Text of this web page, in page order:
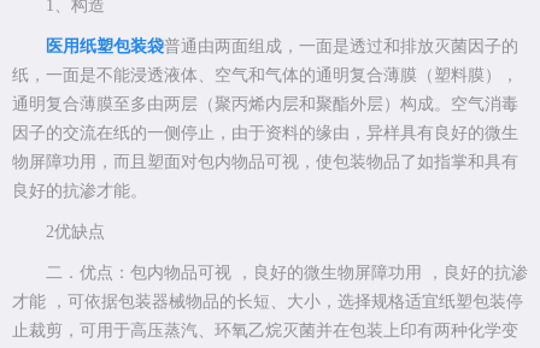
1、构造
医用纸塑包装袋普通由两面组成，一面是透过和排放灭菌因子的
纸，一面是不能浸透液体、空气和气体的通明复合薄膜（塑料膜），
通明复合薄膜至多由两层（聚丙烯内层和聚酯外层）构成。空气消毒
因子的交流在纸的一侧停止，由于资料的缘由，异样具有良好的微生
物屏障功用，而且塑面对包内物品可视，使包装物品了如指掌和具有
良好的抗渗才能。
2优缺点
二．优点：包内物品可视 ，良好的微生物屏障功用 ，良好的抗渗
才能 ，可依据包装器械物品的长短、大小，选择规格适宜纸塑包装停
止裁剪，可用于高压蒸汽、环氧乙烷灭菌并在包装上印有两种化学变